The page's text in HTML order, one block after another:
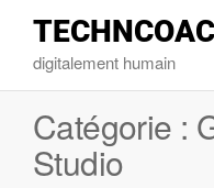
digitalement humain
Catégorie :
Studio